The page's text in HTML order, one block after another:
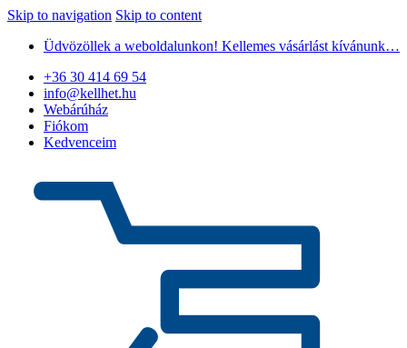
Skip to navigation Skip to content
Üdvözöllek a weboldalunkon! Kellemes vásárlást kívánunk…
+36 30 414 69 54
info@kellhet.hu
Webárúház
Fiókom
Kedvenceim